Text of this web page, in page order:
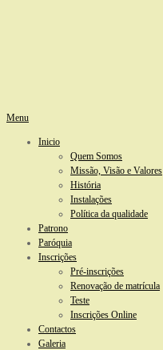
Menu
Inicio
Quem Somos
Missão, Visão e Valores
História
Instalações
Política da qualidade
Patrono
Paróquia
Inscrições
Pré-inscrições
Renovação de matrícula
Teste
Inscrições Online
Contactos
Galeria